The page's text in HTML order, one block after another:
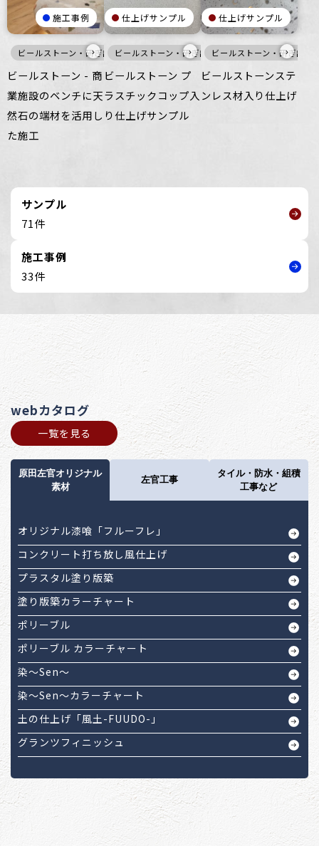
施工事例
ビールストーン・研ぎ出し仕上げ 白 家具・什器 インテリア
›
ビールストーン - 商
業施設のベンチに天
然石の端材を活用し
た施工
仕上げサンプル
ビールストーン・研ぎ出し仕上げ 寒色 壁
›
ビールストーン プ
ラスチックコップ入
り仕上げサンプル
仕上げサンプル
ビールストーン・研ぎ出し
›
ビールストーンステ
ンレス材入り仕上げ
サンプル
71件
施工事例
33件
webカタログ
一覧を見る
原田左官オリジナル
素材
左官工事
タイル・防水・組積
工事など
オリジナル漆喰「フルーフレ」
コンクリート打ち放し風仕上げ
プラスタル塗り版築
塗り版築カラーチャート
ポリーブル
ポリーブル カラーチャート
染～Sen～
染～Sen～カラーチャート
土の仕上げ「風土-FUUDO-」
グランツフィニッシュ